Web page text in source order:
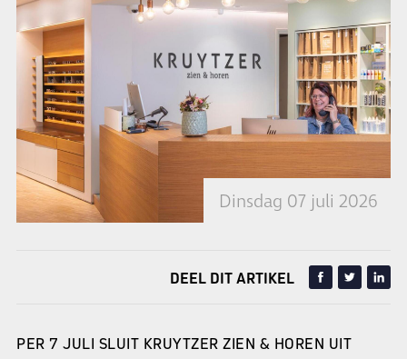
Dinsdag 07 juli 2026
DEEL DIT ARTIKEL
PER 7 JULI SLUIT KRUYTZER ZIEN & HOREN UIT